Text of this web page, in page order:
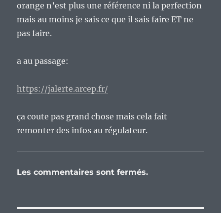
orange n’est plus une référence ni la perfection
mais au moins je sais ce que il sais faire ET ne
pas faire.
a au passage:
https://jalerte.arcep.fr/
ça coute pas grand chose mais cela fait
remonter des infos au régulateur.
Les commentaires sont fermés.